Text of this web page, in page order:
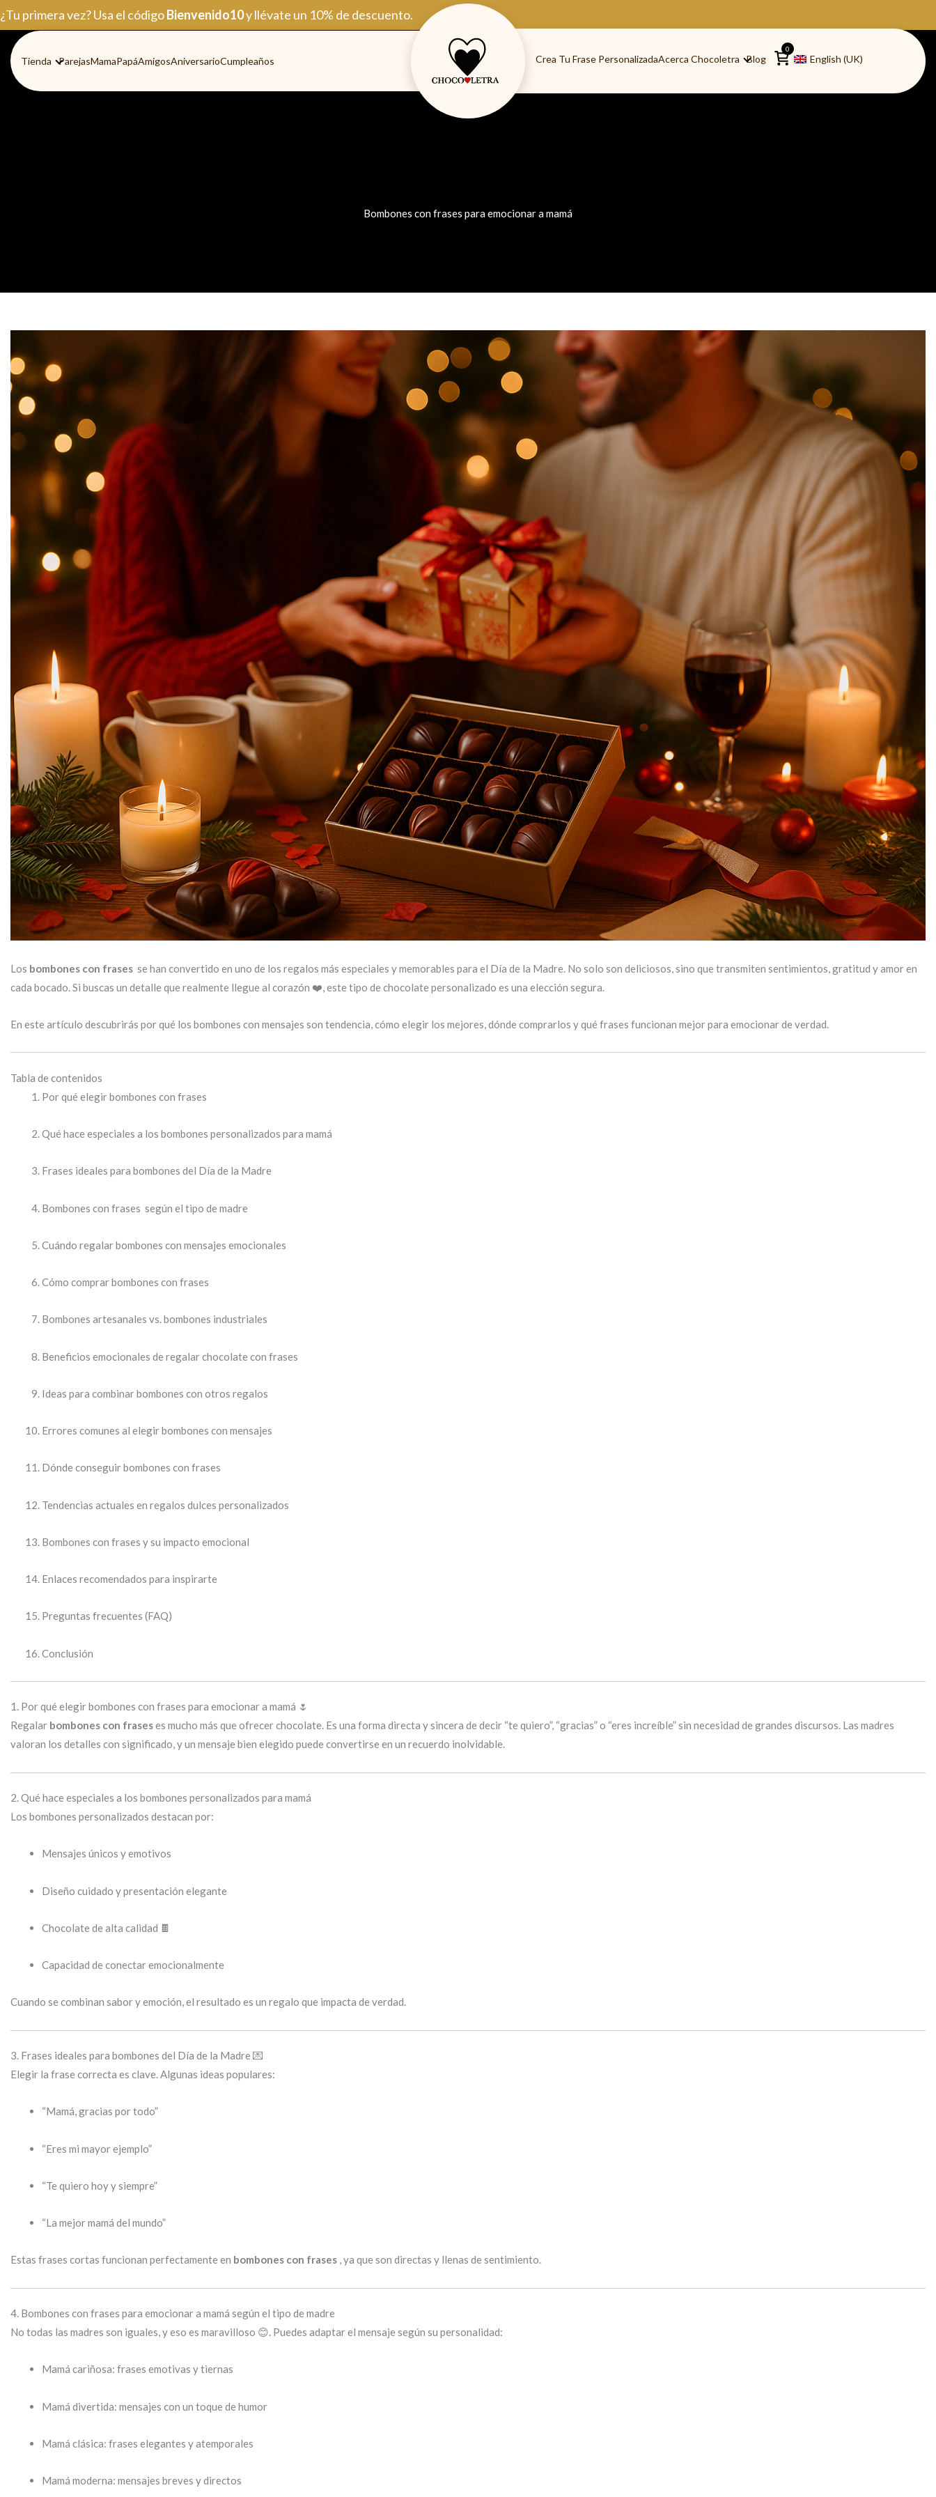
Ir
al
contenido
¿Tu primera vez? Usa el códigoBienvenido10y llévate un 10% de descuento.
Tienda ParejasMamaPapáAmigosAniversarioCumpleaños Crea Tu Frase PersonalizadaAcerca Chocoletra Blog
0
English (UK)
Bombones con frases para emocionar a mamá
Los bombones con frases se han convertido en uno de los regalos más especiales y memorables para el Día de la Madre. No solo son deliciosos, sino que transmiten sentimientos, gratitud y amor en
cada bocado. Si buscas un detalle que realmente llegue al corazón ❤️, este tipo de chocolate personalizado es una elección segura.
En este artículo descubrirás por qué los bombones con mensajes son tendencia, cómo elegir los mejores, dónde comprarlos y qué frases funcionan mejor para emocionar de verdad.
Tabla de contenidos
Por qué elegir bombones con frases
Qué hace especiales a los bombones personalizados para mamá
Frases ideales para bombones del Día de la Madre
Bombones con frases según el tipo de madre
Cuándo regalar bombones con mensajes emocionales
Cómo comprar bombones con frases
Bombones artesanales vs. bombones industriales
Beneficios emocionales de regalar chocolate con frases
Ideas para combinar bombones con otros regalos
Errores comunes al elegir bombones con mensajes
Dónde conseguir bombones con frases
Tendencias actuales en regalos dulces personalizados
Bombones con frases y su impacto emocional
Enlaces recomendados para inspirarte
Preguntas frecuentes (FAQ)
Conclusión
1. Por qué elegir bombones con frases para emocionar a mamá 🌷
Regalar bombones con fraseses mucho más que ofrecer chocolate. Es una forma directa y sincera de decir “te quiero”, “gracias” o “eres increíble” sin necesidad de grandes discursos. Las madres
valoran los detalles con significado, y un mensaje bien elegido puede convertirse en un recuerdo inolvidable.
2. Qué hace especiales a los bombones personalizados para mamá
Los bombones personalizados destacan por:
Mensajes únicos y emotivos
Diseño cuidado y presentación elegante
Chocolate de alta calidad 🍫
Capacidad de conectar emocionalmente
Cuando se combinan sabor y emoción, el resultado es un regalo que impacta de verdad.
3. Frases ideales para bombones del Día de la Madre 💌
Elegir la frase correcta es clave. Algunas ideas populares:
“Mamá, gracias por todo”
“Eres mi mayor ejemplo”
“Te quiero hoy y siempre”
“La mejor mamá del mundo”
Estas frases cortas funcionan perfectamente en bombones con frases , ya que son directas y llenas de sentimiento.
4. Bombones con frases para emocionar a mamá según el tipo de madre
No todas las madres son iguales, y eso es maravilloso 😊. Puedes adaptar el mensaje según su personalidad:
Mamá cariñosa: frases emotivas y tiernas
Mamá divertida: mensajes con un toque de humor
Mamá clásica: frases elegantes y atemporales
Mamá moderna: mensajes breves y directos